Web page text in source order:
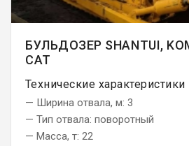
БУЛЬДОЗЕР SHANTUI,
CAT
Технические характеристики
— Ширина отвала, м: 3
— Тип отвала: поворотный
— Масса, т: 22